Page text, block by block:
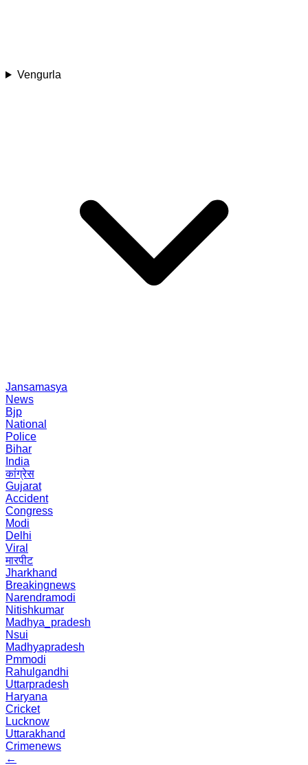
Vengurla
Jansamasya
News
Bjp
National
Police
Bihar
India
कांग्रेस
Gujarat
Accident
Congress
Modi
Delhi
Viral
मारपीट
Jharkhand
Breakingnews
Narendramodi
Nitishkumar
Madhya_pradesh
Nsui
Madhyapradesh
Pmmodi
Rahulgandhi
Uttarpradesh
Haryana
Cricket
Lucknow
Uttarakhand
Crimenews
←